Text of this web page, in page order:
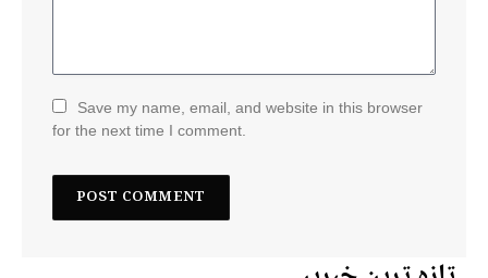
Save my name, email, and website in this browser
for the next time I comment.